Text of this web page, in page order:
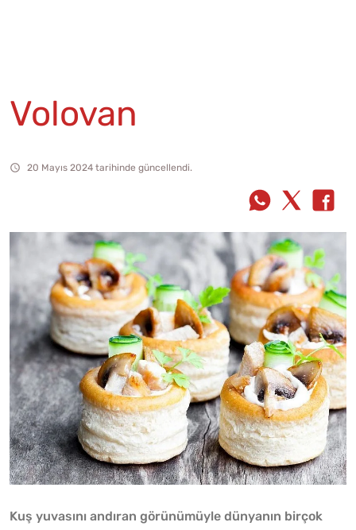
Volovan
20 Mayıs 2024 tarihinde güncellendi.
Kuş yuvasını andıran görünümüyle dünyanın birçok